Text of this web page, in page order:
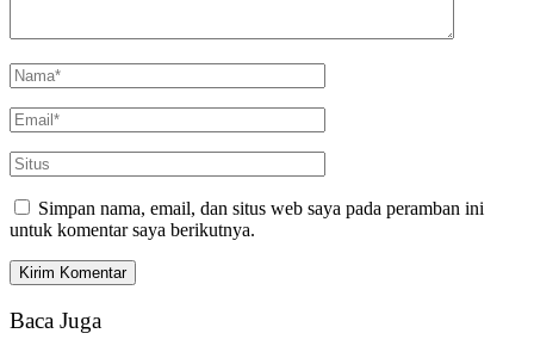
Simpan nama, email, dan situs web saya pada peramban ini
untuk komentar saya berikutnya.
Baca Juga